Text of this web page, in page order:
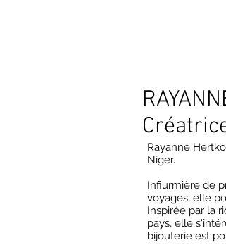
Rayanne
Niger.
Infiurmière de
voyages, elle
Inspirée par la
pays, elle
bijouterie est